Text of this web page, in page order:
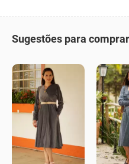
Sugestões para